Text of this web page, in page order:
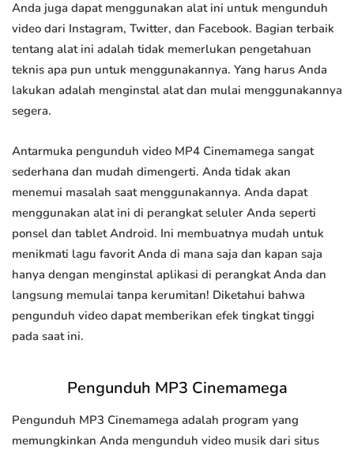
Anda juga dapat menggunakan alat ini untuk mengunduh
video dari Instagram, Twitter, dan Facebook. Bagian terbaik
tentang alat ini adalah tidak memerlukan pengetahuan
teknis apa pun untuk menggunakannya. Yang harus Anda
lakukan adalah menginstal alat dan mulai menggunakannya
segera.
Antarmuka pengunduh video MP4 Cinemamega sangat
sederhana dan mudah dimengerti. Anda tidak akan
menemui masalah saat menggunakannya. Anda dapat
menggunakan alat ini di perangkat seluler Anda seperti
ponsel dan tablet Android. Ini membuatnya mudah untuk
menikmati lagu favorit Anda di mana saja dan kapan saja
hanya dengan menginstal aplikasi di perangkat Anda dan
langsung memulai tanpa kerumitan! Diketahui bahwa
pengunduh video dapat memberikan efek tingkat tinggi
pada saat ini.
Pengunduh MP3 Cinemamega
Pengunduh MP3 Cinemamega adalah program yang
memungkinkan Anda mengunduh video musik dari situs